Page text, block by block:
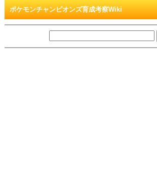
ポケモンチャンピオンズ育成考察Wiki